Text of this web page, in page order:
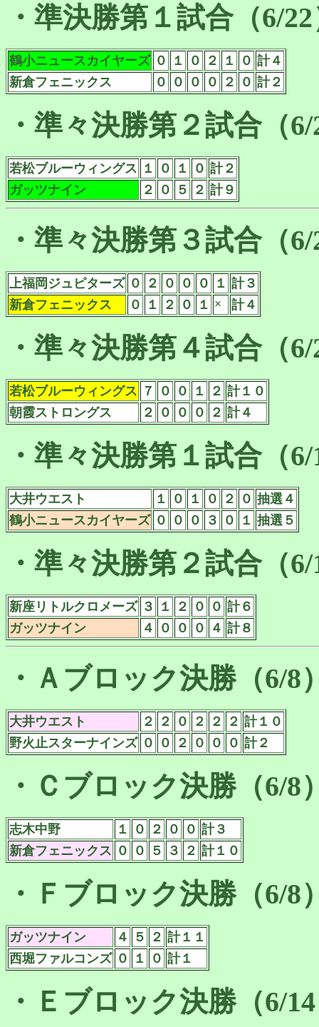
・準決勝第１試合（6/
鶴小ニュースカイヤーズ ０ １ ０ ２ １ ０ 計４
新倉フェニックス
０ ０ ０ ０ ２ ０ 計２
・準々決勝第２試合（
若松ブルーウィングス １ ０ １ ０ 計２
ガッツナイン
２ ０ ５ ２ 計９
・準々決勝第３試合（
上福岡ジュピターズ ０ ２ ０ ０ ０ １ 計３
新倉フェニックス
０ １ ２ ０ １ × 計４
・準々決勝第４試合（
若松ブルーウィングス ７ ０ ０ １ ２ 計１０
朝霞ストロングス
２ ０ ０ ０ ２ 計４
・準々決勝第１試合（
大井ウエスト １ ０ １ ０ ２ ０ 抽選４
鶴小ニュースカイヤーズ ０ ０ ０ ３ ０ １ 抽選５
・準々決勝第２試合（
新座リトルクロメーズ ３ １ ２ ０ ０ 計６
ガッツナイン
４ ０ ０ ０ ４ 計８
・Ａブロック決勝（6/8
大井ウエスト ２ ２ ０ ２ ２ ２ 計１０
野火止スターナインズ ０ ０ ２ ０ ０ ０ 計２
・Ｃブロック決勝（6/8
志木中野 １ ０ ２ ０ ０ 計３
新倉フェニックス ０ ０ ５ ３ ２ 計１０
・Ｆブロック決勝（6/8
ガッツナイン ４ ５ ２ 計１１
西堀ファルコンズ ０ １ ０ 計１
・Ｅブロック決勝（6/